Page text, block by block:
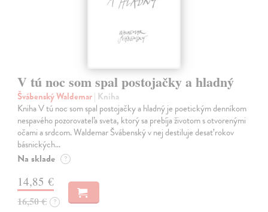
V tú noc som spal postojačky a hladný
Švábenský Waldemar| Kniha
Kniha V tú noc som spal postojačky a hladný je poetickým denníkom
nespavého pozorovateľa sveta, ktorý sa prebíja životom s otvorenými
očami a srdcom. Waldemar Švábenský v nej destiluje desať rokov
básnických…
Na sklade ?
14,85 €
16,50 € ?